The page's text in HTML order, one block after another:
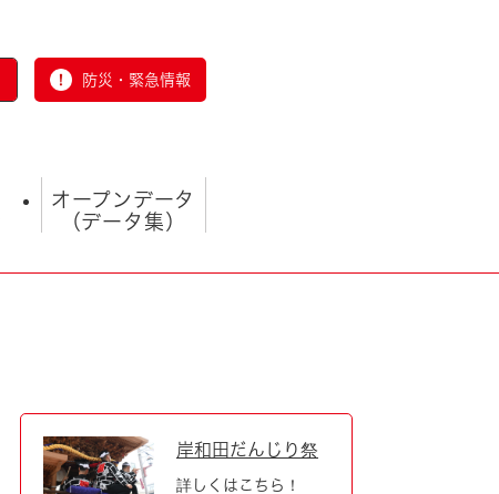
防災・緊急情報
オープンデータ
（データ集）
岸和田だんじり祭
詳しくはこちら！